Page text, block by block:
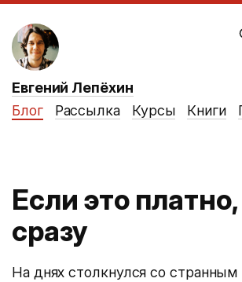
Евгений Лепёхин
Блог
Рассылка Курсы Книги
Если это
сразу
На днях столкнулся со